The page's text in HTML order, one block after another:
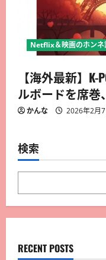
Netflix＆映画のホンネ
【海外最新】
ルボードを席巻
かんな 2026年2月7
検索
RECENT POSTS